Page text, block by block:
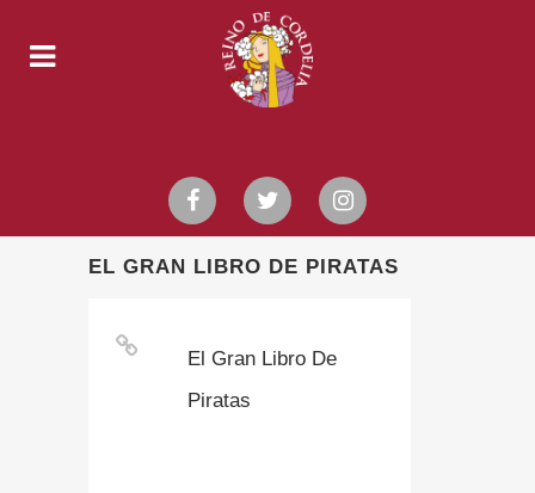
EL GRAN LIBRO DE PIRATAS
El Gran Libro De
Piratas